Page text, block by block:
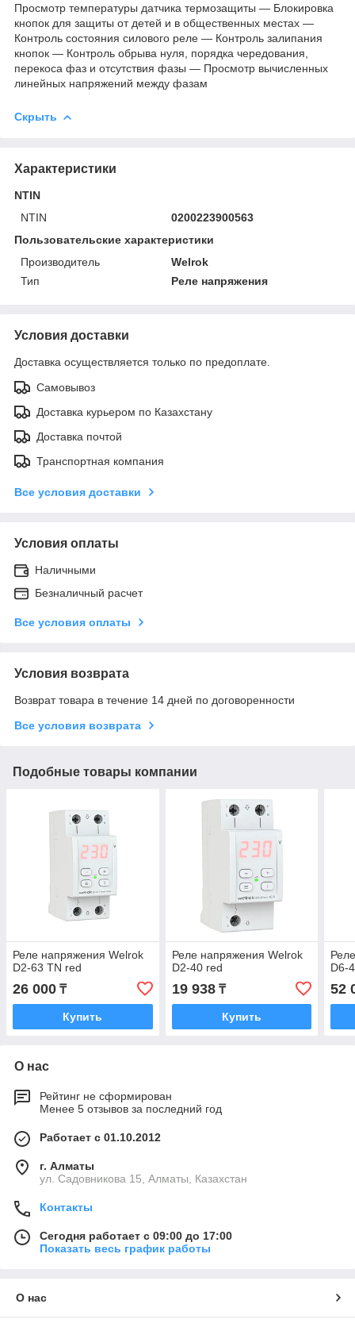
Просмотр температуры датчика термозащиты — Блокировка
кнопок для защиты от детей и в общественных местах —
Контроль состояния силового реле — Контроль залипания
кнопок — Контроль обрыва нуля, порядка чередования,
перекоса фаз и отсутствия фазы — Просмотр вычисленных
линейных напряжений между фазам
Скрыть
Характеристики
NTIN
NTIN
0200223900563
Пользовательские характеристики
Производитель
Welrok
Тип
Реле напряжения
Условия доставки
Доставка осуществляется только по предоплате.
Самовывоз
Доставка курьером по Казахстану
Доставка почтой
Транспортная компания
Все условия доставки
Условия оплаты
Наличными
Безналичный расчет
Все условия оплаты
Условия возврата
Возврат товара в течение 14 дней по договоренности
Все условия возврата
Подобные товары компании
Реле напряжения Welrok
D2-63 TN red
26 000 ₸
Купить
Реле напряжения Welrok
D2-40 red
19 938₸
Купить
D6-
52
О нас
Рейтинг не сформирован
Менее 5 отзывов за последний год
Работает с 01.10.2012
г. Алматы
ул. Садовникова 15, Алматы, Казахстан
Контакты
Сегодня работает с 09:00 до 17:00
Показать весь график работы
О нас